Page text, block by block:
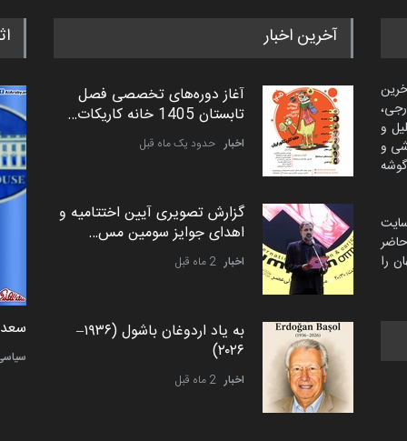
و
و
را
آخرین اخبار
آغاز دوره‌های تخصصی فصل
تابستان 1405 خانه کاریکات…
اخبار حدود یک ماه قبل
گزارش تصویری آیین اختتامیه و
اهدای جوایز سومین مس…
اخبار 2 ماه قبل
به یاد اردوغان باشول (۱۹۳۶–
۲۰۲۶)
اخبار 2 ماه قبل
سعد دمیر نواک از کرواسی
کارتون